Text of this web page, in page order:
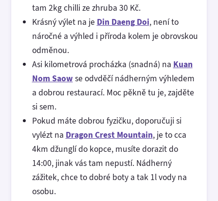
tam 2kg chilli ze zhruba 30 Kč.
Krásný výlet na je Din Daeng Doi, není to
náročné a výhled i příroda kolem je obrovskou
odměnou.
Asi kilometrová procházka (snadná) na Kuan
Nom Saow se odvděčí nádherným výhledem
a dobrou restaurací. Moc pěkně tu je, zajděte
si sem.
Pokud máte dobrou fyzičku, doporučuji si
vylézt na Dragon Crest Mountain, je to cca
4km džunglí do kopce, musíte dorazit do
14:00, jinak vás tam nepustí. Nádherný
zážitek, chce to dobré boty a tak 1l vody na
osobu.